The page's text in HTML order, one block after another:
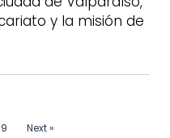
y la misión de
9 Next »